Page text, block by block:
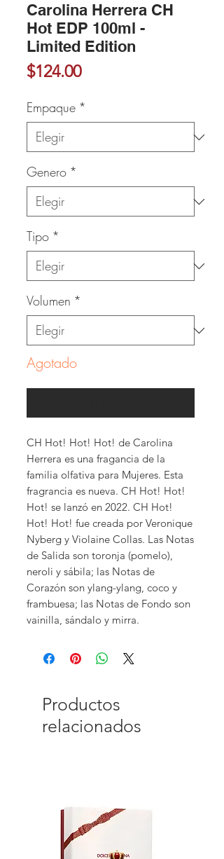
Carolina Herrera CH
Hot EDP 100ml -
Limited Edition
$124.00Precio
Empaque *
Genero *
Tipo *
Volumen *
Agotado
CH Hot! Hot! Hot! de Carolina
Herrera es una fragancia de la
familia olfativa para Mujeres. Esta
fragrancia es nueva. CH Hot! Hot!
Hot! se lanzó en 2022. CH Hot!
Hot! Hot! fue creada por Veronique
Nyberg y Violaine Collas. Las Notas
de Salida son toronja (pomelo),
neroli y sábila; las Notas de
Corazón son ylang-ylang, coco y
frambuesa; las Notas de Fondo son
vainilla, sándalo y mirra.
Productos
relacionados